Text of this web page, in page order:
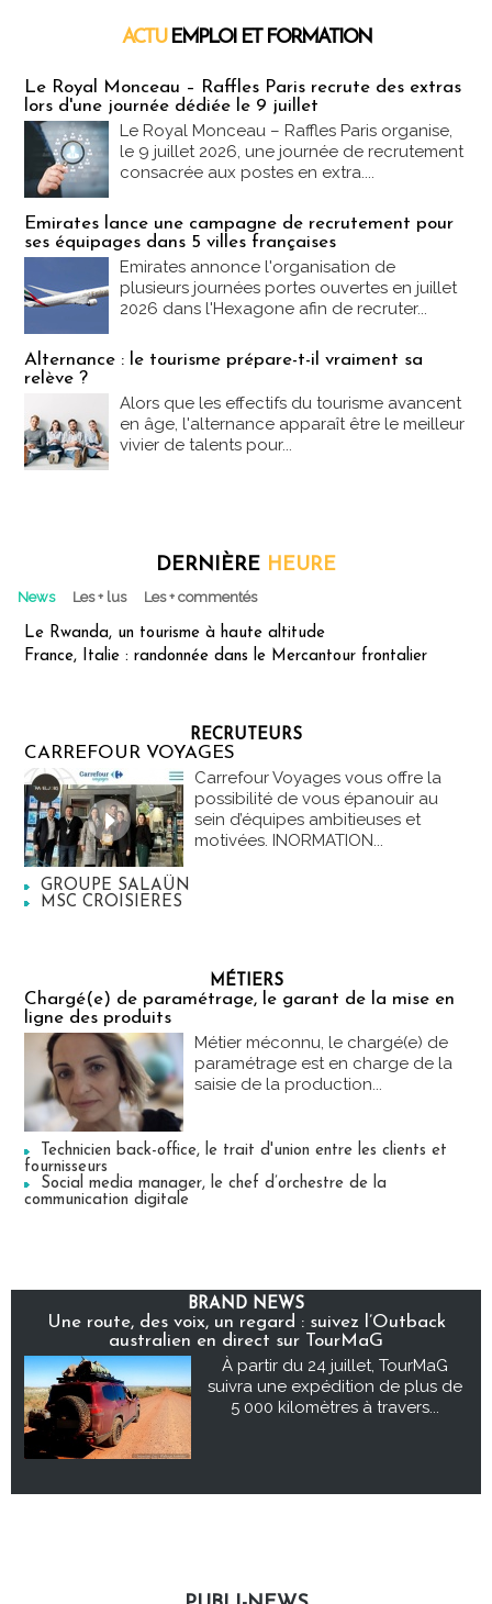
ACTU EMPLOI ET FORMATION
Le Royal Monceau – Raffles Paris recrute des extras
lors d'une journée dédiée le 9 juillet
Le Royal Monceau – Raffles Paris organise,
le 9 juillet 2026, une journée de recrutement
consacrée aux postes en extra....
Emirates lance une campagne de recrutement pour
ses équipages dans 5 villes françaises
Emirates annonce l'organisation de
plusieurs journées portes ouvertes en juillet
2026 dans l'Hexagone afin de recruter...
Alternance : le tourisme prépare-t-il vraiment sa
relève ?
Alors que les effectifs du tourisme avancent
en âge, l'alternance apparaît être le meilleur
vivier de talents pour...
DERNIÈRE HEURE
News Les + lus Les + commentés
Le Rwanda, un tourisme à haute altitude
France, Italie : randonnée dans le Mercantour frontalier
RECRUTEURS
CARREFOUR VOYAGES
Carrefour Voyages vous offre la
possibilité de vous épanouir au
sein d’équipes ambitieuses et
motivées. INORMATION...
GROUPE SALAÜN
MSC CROISIERES
MÉTIERS
Chargé(e) de paramétrage, le garant de la mise en
ligne des produits
Métier méconnu, le chargé(e) de
paramétrage est en charge de la
saisie de la production...
Technicien back-office, le trait d'union entre les clients et
fournisseurs
Social media manager, le chef d’orchestre de la
communication digitale
BRAND NEWS
Une route, des voix, un regard : suivez l’Outback
australien en direct sur TourMaG
À partir du 24 juillet, TourMaG
suivra une expédition de plus de
5 000 kilomètres à travers...